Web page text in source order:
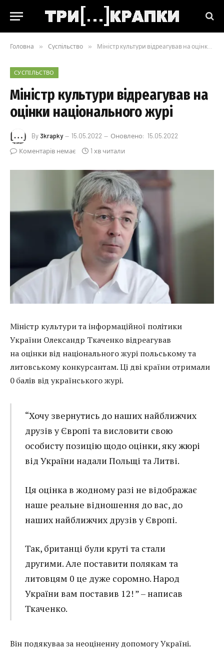
Головна » Суспільство » Міністр культури відреагував на оцінки національного журі
СУСПІЛЬСТВО
Міністр культури відреагував на
оцінки національного журі
By 3krapky 15.05.2022 Оновлено: 15.05.2022
Коментарів немає
1 хв читали
Міністр культури та інформаційної політики
України Олександр Ткаченко відреагував
на оцінки від національного журі польському та
литовському конкурсантам. Ці дві країни отримали
0 балів від українського журі.
“Хочу звернутись до наших найближчих
друзів у Європі та висловити свою
особисту позицію щодо оцінки, яку жюрі
від України надали Польщі та Литві.
Ця оцінка в жодному разі не відображає
наше реальне відношення до вас, до
наших найближчих друзів у Європі.
Так, британці були круті та стали
другими. Але поставити полякам та
литовцям 0 це дуже соромно. Народ
України вам поставив 12! ” – написав
Ткаченко.
Він подякуваа за неоціненну допомогу Україні.